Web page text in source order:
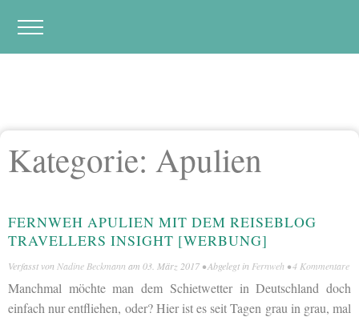
Kategorie: Apulien
FERNWEH APULIEN MIT DEM REISEBLOG
TRAVELLERS INSIGHT [WERBUNG]
Verfasst von Nadine Beckmann am 03. März 2017 • Abgelegt in Fernweh •4 Kommentare
Manchmal möchte man dem Schietwetter in Deutschland doch
einfach nur entfliehen, oder? Hier ist es seit Tagen grau in grau, mal